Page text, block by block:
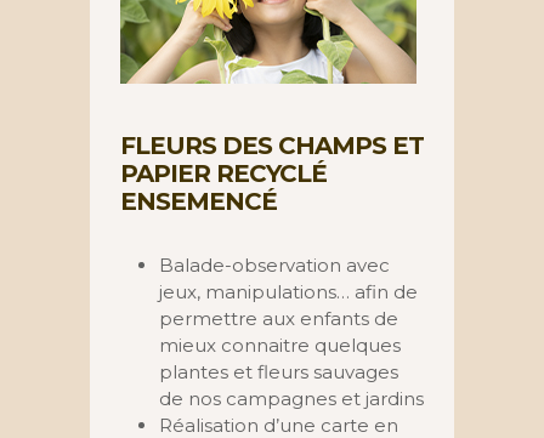
FLEURS DES CHAMPS ET
PAPIER RECYCLÉ
ENSEMENCÉ
Balade-observation avec
jeux, manipulations… afin de
permettre aux enfants de
mieux connaitre quelques
plantes et fleurs sauvages
de nos campagnes et jardins
Réalisation d’une carte en